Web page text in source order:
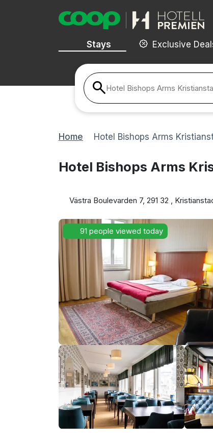
Stays Exclusive
Hotel Bishops Arms
Home Hotel Bishops Arms
Hotel Bishops Arms
Västra Boulevarden 7, 291 32 ,
91 people viewed today